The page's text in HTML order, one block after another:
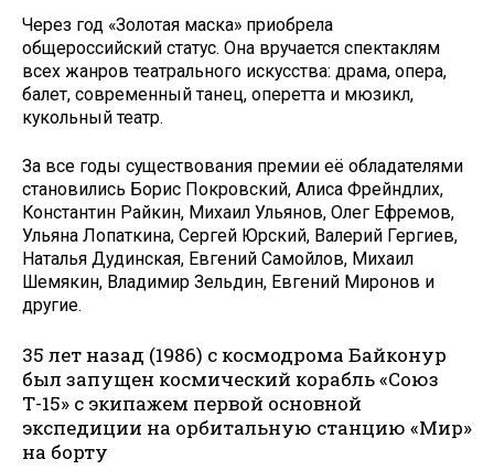
Через год «Золотая маска» приобрела
общероссийский статус. Она вручается спектаклям
всех жанров театрального искусства: драма, опера,
балет, современный танец, оперетта и мюзикл,
кукольный театр.
За все годы существования премии её обладателями
становились Борис Покровский, Алиса Фрейндлих,
Константин Райкин, Михаил Ульянов, Олег Ефремов,
Ульяна Лопаткина, Сергей Юрский, Валерий Гергиев,
Наталья Дудинская, Евгений Самойлов, Михаил
Шемякин, Владимир Зельдин, Евгений Миронов и
другие.
35 лет назад (1986) с космодрома Байконур
был запущен космический корабль «Союз
Т-15» с экипажем первой основной
экспедиции на орбитальную станцию «Мир»
на борту